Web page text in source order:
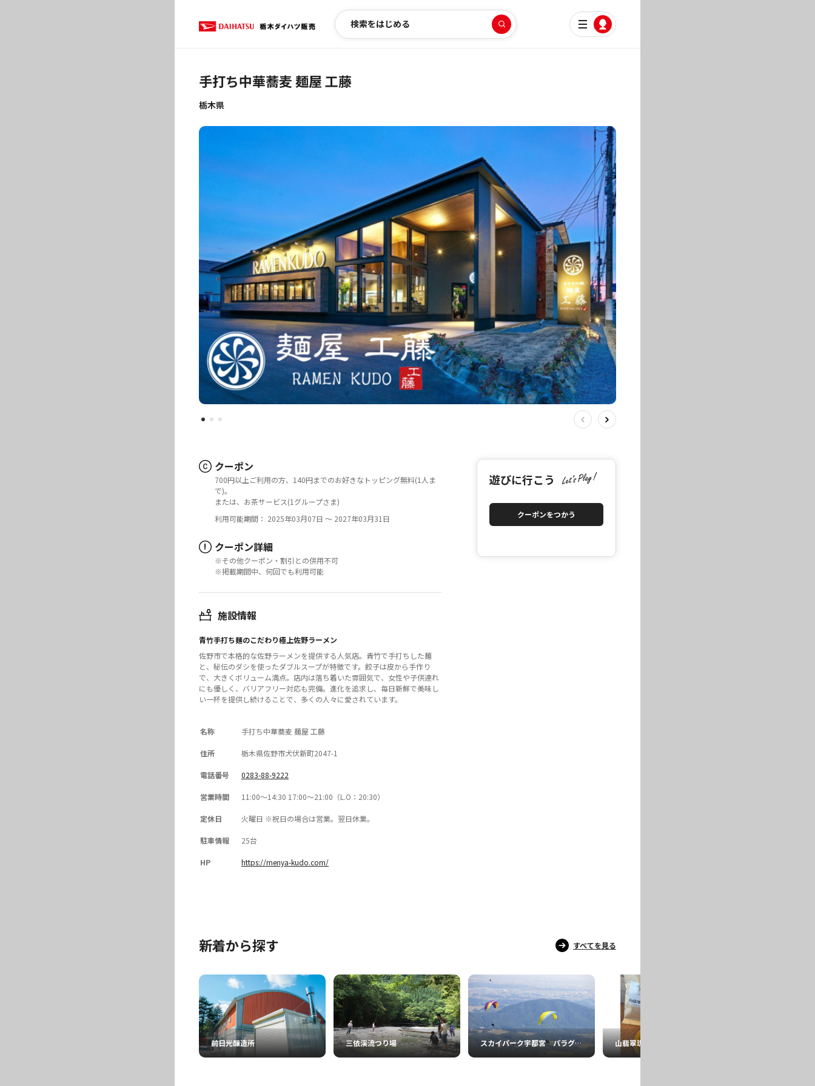
検索をはじめる
手打ち中華蕎麦 麺屋 工藤
栃木県
クーポン
700円以上ご利用の方、140円までのお好きなトッピング無料(1人ま
で)。
または、お茶サービス(1グループさま)
利用可能期間： 2025年03月07日 ～ 2027年03月31日
! クーポン詳細
※その他クーポン・割引との併用不可
※掲載期間中、何回でも利用可能
施設情報
青竹手打ち麺のこだわり極上佐野ラーメン
佐野市で本格的な佐野ラーメンを提供する人気店。青竹で手打ちした麺
と、秘伝のダシを使ったダブルスープが特徴です。餃子は皮から手作り
で、大きくボリューム満点。店内は落ち着いた雰囲気で、女性や子供連れ
にも優しく、バリアフリー対応も完備。進化を追求し、毎日新鮮で美味し
い一杯を提供し続けることで、多くの人々に愛されています。
名称 手打ち中華蕎麦 麺屋 工藤
住所 栃木県佐野市犬伏新町2047-1
電話番号 0283-88-9222
営業時間 11:00〜14:30 17:00〜21:00（L.O：20:30）
定休日 火曜日 ※祝日の場合は営業。翌日休業。
駐車情報 25台
HP https://menya-kudo.com/
遊びに行こう
クーポンをつかう
新着から探す すべてを見る
前日光醸造所 三依渓流つり場 スカイパーク宇都宮 パラグライダースクール 山翡翠珈琲